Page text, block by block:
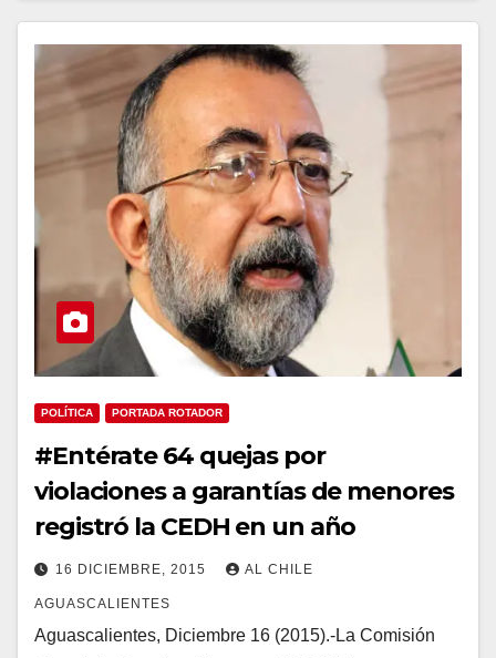
POLÍTICA PORTADA ROTADOR
#Entérate 64 quejas por
violaciones a garantías de menores
registró la CEDH en un año
16 DICIEMBRE, 2015 AL CHILE
AGUASCALIENTES
Aguascalientes, Diciembre 16 (2015).-La Comisión